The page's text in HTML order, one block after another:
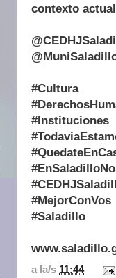
contexto
#Cultura
#Instituciones
#MejorConVos
#Saladillo
a la/s 11:44